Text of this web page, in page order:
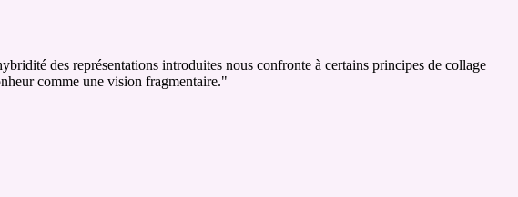
des représentations introduites nous confronte à certains principes de collage
comme une vision fragmentaire."